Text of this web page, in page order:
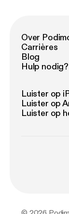
Over
Carrières
Blog
Hulp nodig?
Luister op
Luister op
Luister op